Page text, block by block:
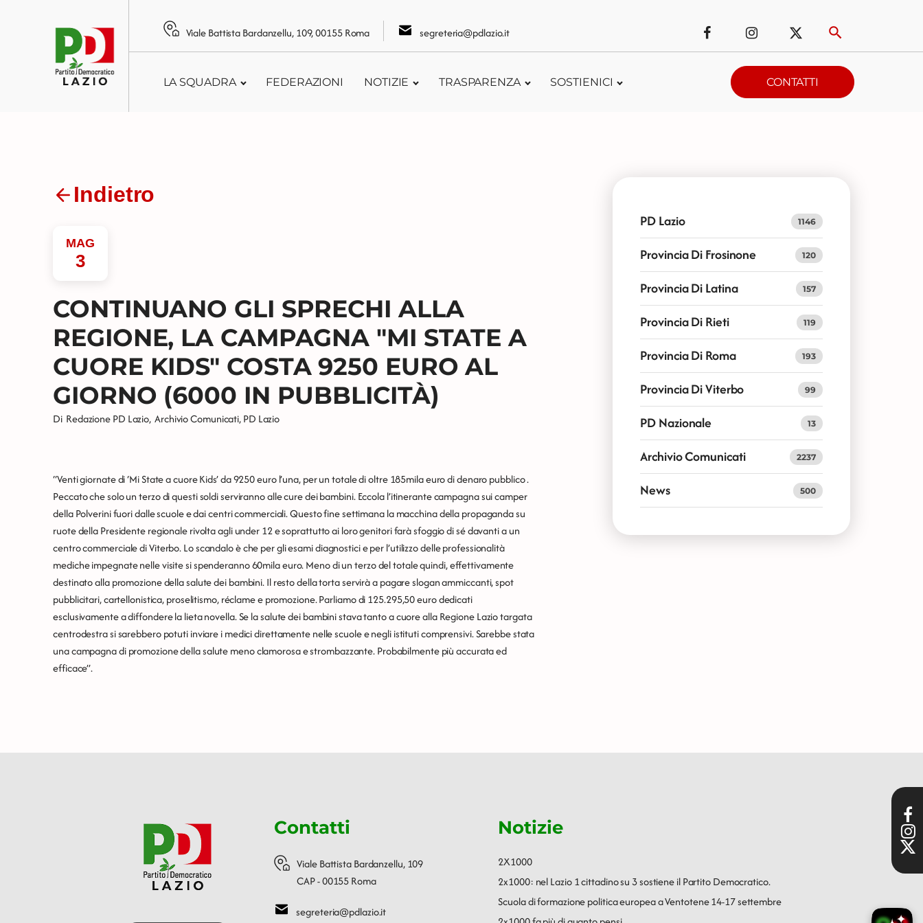
Viale Battista Bardanzellu, 109, 00155 Roma segreteria@pdlazio.it
LA SQUADRA FEDERAZIONI NOTIZIE TRASPARENZA SOSTIENICI CONTATTI
Indietro
MAG
3
CONTINUANO GLI SPRECHI ALLA
REGIONE, LA CAMPAGNA "MI STATE A
CUORE KIDS" COSTA 9250 EURO AL
GIORNO (6000 IN PUBBLICITÀ)
Di Redazione PD Lazio, Archivio Comunicati,PD Lazio
“Venti giornate di ‘Mi State a cuore Kids’ da 9250 euro l’una, per un totale di oltre 185mila euro di denaro pubblico .
Peccato che solo un terzo di questi soldi serviranno alle cure dei bambini. Eccola l’itinerante campagna sui camper
della Polverini fuori dalle scuole e dai centri commerciali. Questo fine settimana la macchina della propaganda su
ruote della Presidente regionale rivolta agli under 12 e soprattutto ai loro genitori farà sfoggio di sé davanti a un
centro commerciale di Viterbo. Lo scandalo è che per gli esami diagnostici e per l’utilizzo delle professionalità
mediche impegnate nelle visite si spenderanno 60mila euro. Meno di un terzo del totale quindi, effettivamente
destinato alla promozione della salute dei bambini. Il resto della torta servirà a pagare slogan ammiccanti, spot
pubblicitari, cartellonistica, proselitismo, réclame e promozione. Parliamo di 125.295,50 euro dedicati
esclusivamente a diffondere la lieta novella. Se la salute dei bambini stava tanto a cuore alla Regione Lazio targata
centrodestra si sarebbero potuti inviare i medici direttamente nelle scuole e negli istituti comprensivi. Sarebbe stata
una campagna di promozione della salute meno clamorosa e strombazzante. Probabilmente più accurata ed
efficace”.
PD Lazio 1146
Provincia Di Frosinone 120
Provincia Di Latina 157
Provincia Di Rieti 119
Provincia Di Roma 193
Provincia Di Viterbo 99
PD Nazionale 13
Archivio Comunicati 2237
News 500
Contatti
Viale Battista Bardanzellu, 109
CAP - 00155 Roma
segreteria@pdlazio.it
Notizie
2X1000
2x1000: nel Lazio 1 cittadino su 3 sostiene il Partito Democratico.
Scuola di formazione politica europea a Ventotene 14-17 settembre